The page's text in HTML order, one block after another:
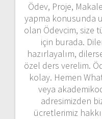
Ödev, Proje,
yapma konusunda
olan Ödevcim, size
için burada.
hazırlayalım,
özel ders verelim.
kolay. Hemen
veya
adresimizden
ücretlerimiz